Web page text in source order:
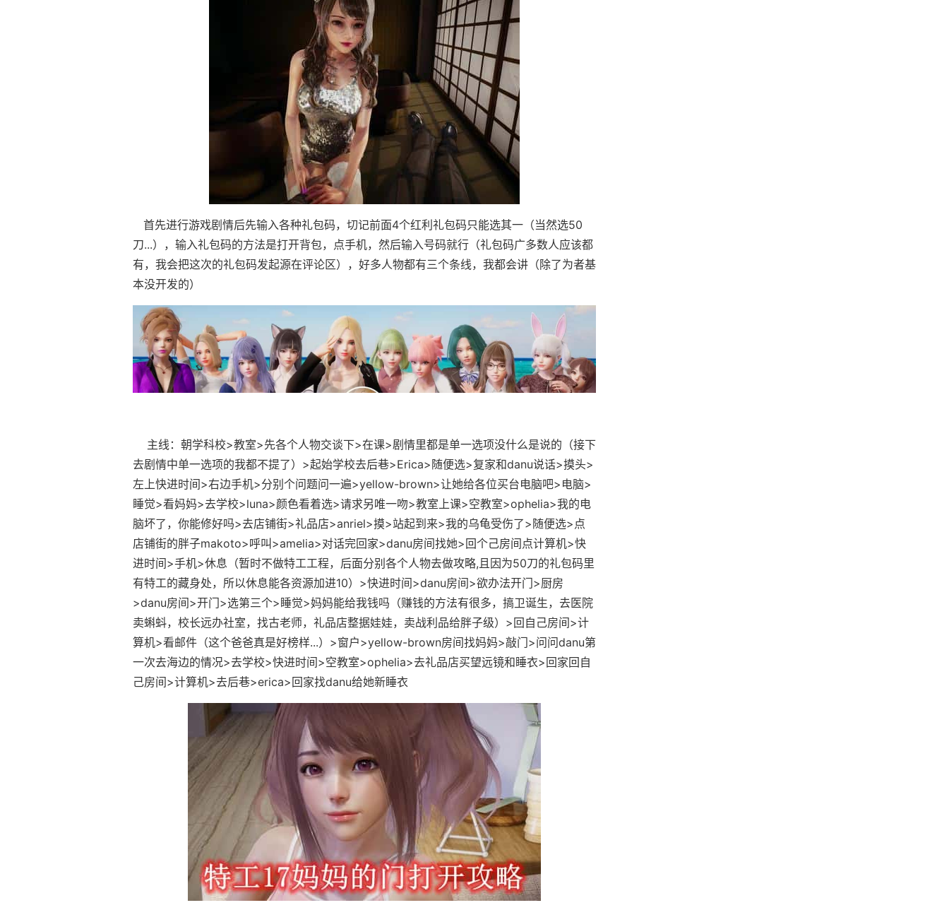
首先进行游戏剧情后先输入各种礼包码，切记前面4个红利礼包码只能选其一（当然选50
刀...），输入礼包码的方法是打开背包，点手机，然后输入号码就行（礼包码广多数人应该都
有，我会把这次的礼包码发起源在评论区），好多人物都有三个条线，我都会讲（除了为者基
本没开发的）
主线：朝学科校>教室>先各个人物交谈下>在课>剧情里都是单一选项没什么是说的（接下
去剧情中单一选项的我都不提了）>起始学校去后巷>Erica>随便选>复家和danu说话>摸头>
左上快进时间>右边手机>分别个问题问一遍>yellow-brown>让她给各位买台电脑吧>电脑>
睡觉>看妈妈>去学校>luna>颜色看着选>请求另唯一吻>教室上课>空教室>ophelia>我的电
脑坏了，你能修好吗>去店铺街>礼品店>anriel>摸>站起到来>我的乌龟受伤了>随便选>点
店铺街的胖子makoto>呼叫>amelia>对话完回家>danu房间找她>回个己房间点计算机>快
进时间>手机>休息（暂时不做特工工程，后面分别各个人物去做攻略,且因为50刀的礼包码里
有特工的藏身处，所以休息能各资源加进10）>快进时间>danu房间>欲办法开门>厨房
>danu房间>开门>选第三个>睡觉>妈妈能给我钱吗（赚钱的方法有很多，搞卫诞生，去医院
卖蝌蚪，校长远办社室，找古老师，礼品店整据娃娃，卖战利品给胖子级）>回自己房间>计
算机>看邮件（这个爸爸真是好榜样...）>窗户>yellow-brown房间找妈妈>敲门>问问danu第
一次去海边的情况>去学校>快进时间>空教室>ophelia>去礼品店买望远镜和睡衣>回家回自
己房间>计算机>去后巷>erica>回家找danu给她新睡衣